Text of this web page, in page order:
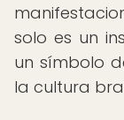
solo es un
un símbolo
la cultura